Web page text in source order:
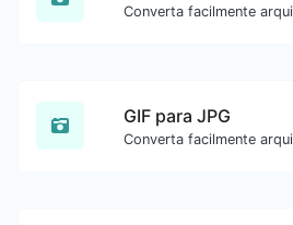
GIF para JPG